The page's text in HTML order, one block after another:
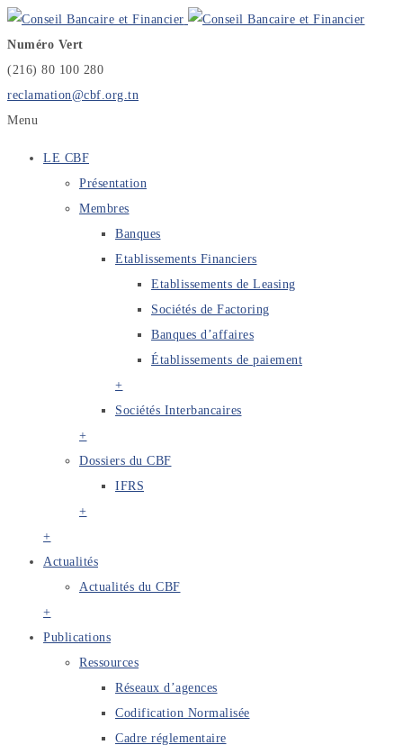
Numéro Vert
(216) 80 100 280
reclamation@cbf.org.tn
Menu
LE CBF
Présentation
Membres
Banques
Etablissements Financiers
Etablissements de Leasing
Sociétés de Factoring
Banques d’affaires
Établissements de paiement
+
Sociétés Interbancaires
+
Dossiers du CBF
IFRS
+
+
Actualités
Actualités du CBF
+
Publications
Ressources
Réseaux d’agences
Codification Normalisée
Cadre réglementaire